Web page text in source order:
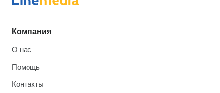
Компания
О нас
Помощь
Контакты